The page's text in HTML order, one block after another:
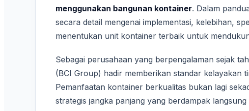
menggunakan bangunan kontainer. Dalam
secara detail mengenai implementasi, kelebihan,
menentukan unit kontainer terbaik untuk
Sebagai perusahaan yang berpengalaman sejak
(BCI Group) hadir memberikan standar kelayakan
Pemanfaatan kontainer berkualitas bukan lagi
strategis jangka panjang yang berdampak